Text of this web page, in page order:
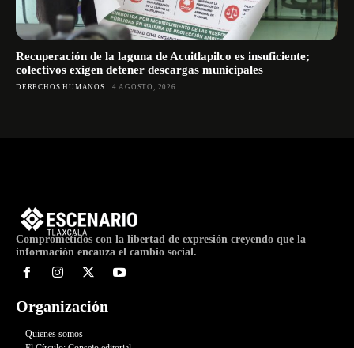
Recuperación de la laguna de Acuitlapilco es insuficiente;
colectivos exigen detener descargas municipales
DERECHOS HUMANOS 4 AGOSTO, 2026
Comprometidos con la libertad de expresión creyendo que la
información encauza el cambio social.
Organización
Quienes somos